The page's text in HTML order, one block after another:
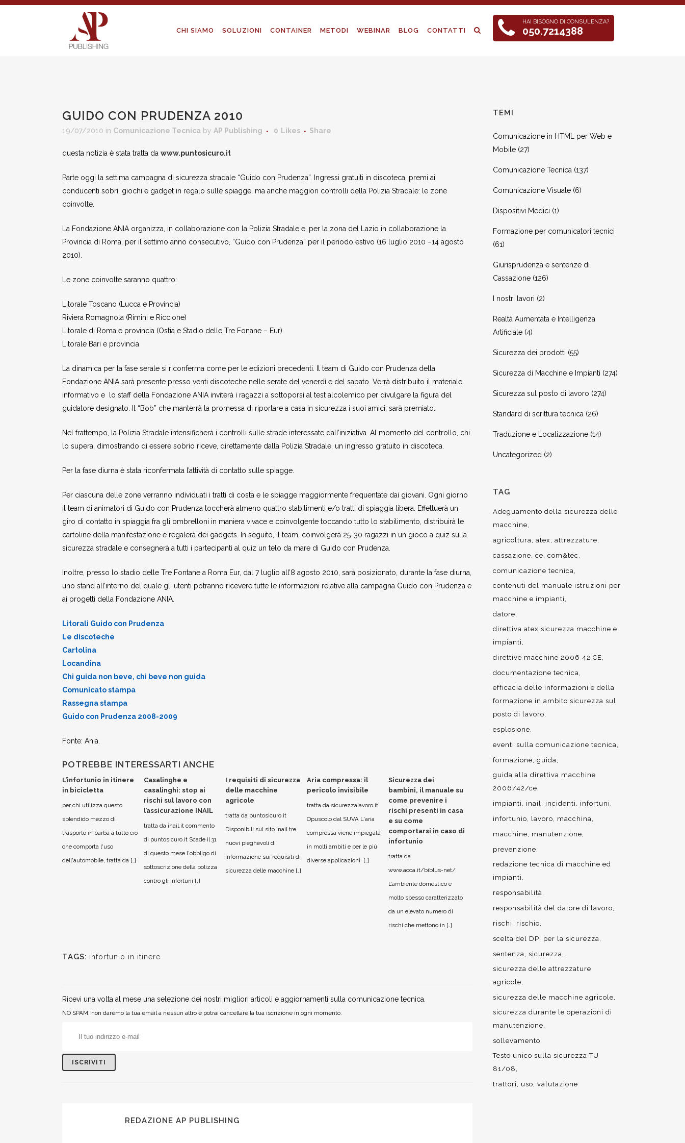
HAI BISOGNO DI CONSULENZA?
050.7214388
CHI SIAMO SOLUZIONI CONTAINER METODI WEBINAR BLOG CONTATTI
GUIDO CON PRUDENZA 2010
19/07/2010 in Comunicazione Tecnica by AP Publishing 0 Likes Share
questa notizia è stata tratta da www.puntosicuro.it
Parte oggi la settima campagna di sicurezza stradale “Guido con Prudenza”. Ingressi gratuiti in discoteca, premi ai
conducenti sobri, giochi e gadget in regalo sulle spiagge, ma anche maggiori controlli della Polizia Stradale: le zone
coinvolte.
La Fondazione ANIA organizza, in collaborazione con la Polizia Stradale e, per la zona del Lazio in collaborazione la
Provincia di Roma, per il settimo anno consecutivo, “Guido con Prudenza” per il periodo estivo (16 luglio 2010 –14 agosto
2010).
Le zone coinvolte saranno quattro:
Litorale Toscano (Lucca e Provincia)
Riviera Romagnola (Rimini e Riccione)
Litorale di Roma e provincia (Ostia e Stadio delle Tre Fonane – Eur)
Litorale Bari e provincia
La dinamica per la fase serale si riconferma come per le edizioni precedenti. Il team di Guido con Prudenza della
Fondazione ANIA sarà presente presso venti discoteche nelle serate del venerdì e del sabato. Verrà distribuito il materiale
informativo e lo staff della Fondazione ANIA inviterà i ragazzi a sottoporsi al test alcolemico per divulgare la figura del
guidatore designato. Il “Bob” che manterrà la promessa di riportare a casa in sicurezza i suoi amici, sarà premiato.
Nel frattempo, la Polizia Stradale intensificherà i controlli sulle strade interessate dall’iniziativa. Al momento del controllo, chi
lo supera, dimostrando di essere sobrio riceve, direttamente dalla Polizia Stradale, un ingresso gratuito in discoteca.
Per la fase diurna è stata riconfermata l’attività di contatto sulle spiagge.
Per ciascuna delle zone verranno individuati i tratti di costa e le spiagge maggiormente frequentate dai giovani. Ogni giorno
il team di animatori di Guido con Prudenza toccherà almeno quattro stabilimenti e/o tratti di spiaggia libera. Effettuerà un
giro di contatto in spiaggia fra gli ombrelloni in maniera vivace e coinvolgente toccando tutto lo stabilimento, distribuirà le
cartoline della manifestazione e regalerà dei gadgets. In seguito, il team, coinvolgerà 25-30 ragazzi in un gioco a quiz sulla
sicurezza stradale e consegnerà a tutti i partecipanti al quiz un telo da mare di Guido con Prudenza.
Inoltre, presso lo stadio delle Tre Fontane a Roma Eur, dal 7 luglio all’8 agosto 2010, sarà posizionato, durante la fase diurna,
uno stand all’interno del quale gli utenti potranno ricevere tutte le informazioni relative alla campagna Guido con Prudenza e
ai progetti della Fondazione ANIA.
Litorali Guido con Prudenza
Le discoteche
Cartolina
Locandina
Chi guida non beve, chi beve non guida
Comunicato stampa
Rassegna stampa
Guido con Prudenza 2008-2009
Fonte: Ania.
POTREBBE INTERESSARTI ANCHE
L’infortunio in itinere
in bicicletta
per chi utilizza questo
splendido mezzo di
trasporto in barba a tutto ciò
che comporta l'uso
dell'automobile, tratta da […]
Casalinghe e
casalinghi: stop ai
rischi sul lavoro con
l’assicurazione INAIL
tratta da inail.it commento
di puntosicuro.it Scade il 31
di questo mese l'obbligo di
sottoscrizione della polizza
contro gli infortuni […]
I requisiti di sicurezza
delle macchine
agricole
tratta da puntosicuro.it
Disponibili sul sito Inail tre
nuovi pieghevoli di
informazione sui requisiti di
sicurezza delle macchine […]
Aria compressa: il
pericolo invisibile
tratta da sicurezzalavoro.it
Opuscolo dal SUVA L'aria
compressa viene impiegata
in molti ambiti e per le più
diverse applicazioni. […]
Sicurezza dei
bambini, il manuale su
come prevenire i
rischi presenti in casa
e su come
comportarsi in caso di
infortunio
tratta da
www.acca.it/biblus-net/
L’ambiente domestico è
molto spesso caratterizzato
da un elevato numero di
rischi che mettono in […]
TAGS: infortunio in itinere
Ricevi una volta al mese una selezione dei nostri migliori articoli e aggiornamenti sulla comunicazione tecnica.
NO SPAM: non daremo la tua email a nessun altro e potrai cancellare la tua iscrizione in ogni momento.
REDAZIONE AP PUBLISHING
TEMI
Comunicazione in HTML per Web e
Mobile (27)
Comunicazione Tecnica (137)
Comunicazione Visuale (6)
Dispositivi Medici (1)
Formazione per comunicatori tecnici
(61)
Giurisprudenza e sentenze di
Cassazione (126)
I nostri lavori (2)
Realtà Aumentata e Intelligenza
Artificiale (4)
Sicurezza dei prodotti (55)
Sicurezza di Macchine e Impianti (274)
Sicurezza sul posto di lavoro (274)
Standard di scrittura tecnica (26)
Traduzione e Localizzazione (14)
Uncategorized (2)
TAG
Adeguamento della sicurezza delle
macchine
agricoltura atex
attrezzature
cassazione ce com&tec
comunicazione tecnica
contenuti del manuale istruzioni per
macchine e impianti
datore
direttiva atex sicurezza macchine e
impianti
direttive macchine 2006 42 CE
documentazione tecnica
efficacia delle informazioni e della
formazione in ambito sicurezza sul
posto di lavoro
esplosione
eventi sulla comunicazione tecnica
formazione guida
guida alla direttiva macchine
2006/42/ce
impianti
inail incidenti
infortuni
infortunio
lavoro
macchina
macchine
manutenzione
prevenzione
redazione tecnica di macchine ed
impianti
responsabilità
responsabilità del datore di lavoro
rischi
rischio
scelta del DPI per la sicurezza
sentenza sicurezza
sicurezza delle attrezzature
agricole
sicurezza delle macchine agricole
sicurezza durante le operazioni di
manutenzione
sollevamento
Testo unico sulla sicurezza TU
81/08
trattori
uso valutazione